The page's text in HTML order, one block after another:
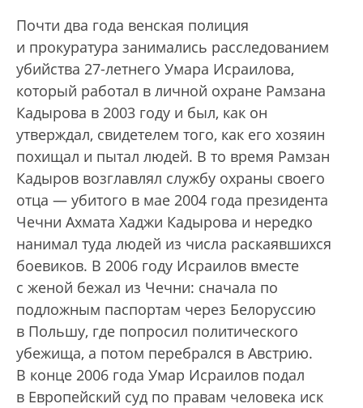
Почти два года венская полиция
и прокуратура занимались расследованием
убийства 27-летнего Умара Исраилова,
который работал в личной охране Рамзана
Кадырова в 2003 году и был, как он
утверждал, свидетелем того, как его хозяин
похищал и пытал людей. В то время Рамзан
Кадыров возглавлял службу охраны своего
отца — убитого в мае 2004 года президента
Чечни Ахмата Хаджи Кадырова и нередко
нанимал туда людей из числа раскаявшихся
боевиков. В 2006 году Исраилов вместе
с женой бежал из Чечни: сначала по
подложным паспортам через Белоруссию
в Польшу, где попросил политического
убежища, а потом перебрался в Австрию.
В конце 2006 года Умар Исраилов подал
в Европейский суд по правам человека иск